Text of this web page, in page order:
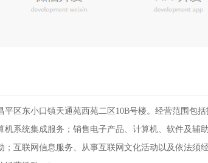
区东小口镇天通苑西苑二区10B号楼。经营范围包
系统集成服务；销售电子产品、计算机、软件及辅
互联网信息服务、从事互联网文化活动以及依法须